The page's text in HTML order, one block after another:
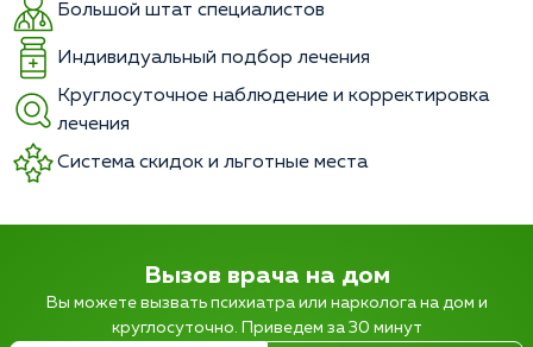
Большой штат специалистов
Индивидуальный подбор лечения
Круглосуточное наблюдение и корректировка
лечения
Система скидок и льготные места
Вызов врача на дом
Вы можете вызвать психиатра или нарколога на дом и
круглосуточно. Приведем за 30 минут